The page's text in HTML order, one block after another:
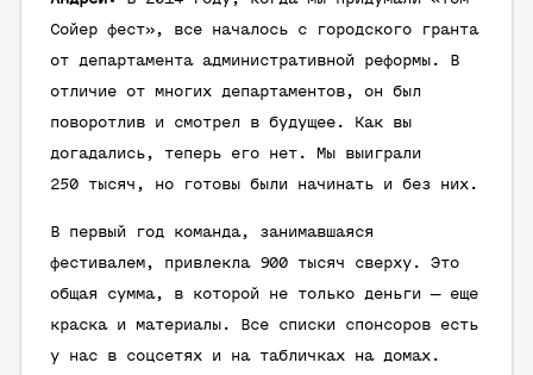
Сойер фест», все началось с городского гранта
от департамента административной реформы. В
отличие от многих департаментов, он был
поворотлив и смотрел в будущее. Как вы
догадались, теперь его нет. Мы выиграли
250 тысяч, но готовы были начинать и без них.
В первый год команда, занимавшаяся
фестивалем, привлекла 900 тысяч сверху. Это
общая сумма, в которой не только деньги — еще
краска и материалы. Все списки спонсоров есть
у нас в соцсетях и на табличках на домах.